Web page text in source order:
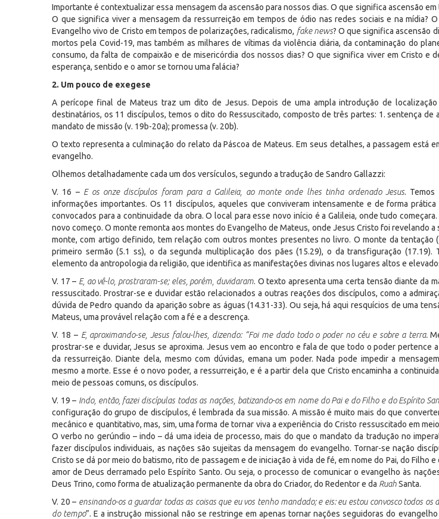
Importante é contextualizar essa mensagem da ascensão para nossos dias. O que significa ascensão
O que significa viver a mensagem da ressurreição em tempos de ódio nas redes sociais e na mídia?
Evangelho vivo de Cristo em tempos de polarizações, radicalismo, fake news? O que significa ascensão
mortos pela Covid-19, mas também as milhares de vítimas da violência diária, da contaminação do
consumo, da falta de compaixão e de misericórdia dos nossos dias? O que significa viver em Cristo e
esperança, sentido e o amor se tornou uma falácia?
2. Um pouco de exegese
A perícope final de Mateus traz um dito de Jesus. Depois de uma ampla introdução de
destinatários, os 11 discípulos, temos o dito do Ressuscitado, composto de três partes: 1. sentença de
mandato de missão (v. 19b-20a); promessa (v. 20b).
O texto representa a culminação do relato da Páscoa de Mateus. Em seus detalhes, a passagem está
evangelho.
Olhemos detalhadamente cada um dos versículos, segundo a tradução de Sandro Gallazzi:
V. 16 – E os onze discípulos foram para a Galileia, ao monte onde lhes tinha ordenado Jesus. Temos
informações importantes. Os 11 discípulos, aqueles que conviveram intensamente e de forma prática
convocados para a continuidade da obra. O local para esse novo início é a Galileia, onde tudo
novo começo. O monte remonta aos montes do Evangelho de Mateus, onde Jesus Cristo foi revelando a
monte, com artigo definido, tem relação com outros montes presentes no livro. O monte da tentação
primeiro sermão (5.1 ss), o da segunda multiplicação dos pães (15.29), o da transfiguração (17.19).
elemento da antropologia da religião, que identifica as manifestações divinas nos lugares altos e
V. 17 – E, ao vê-lo, prostraram-se; eles, porém, duvidaram. O texto apresenta uma certa tensão diante da
ressuscitado. Prostrar-se e duvidar estão relacionados a outras reações dos discípulos, como a
dúvida de Pedro quando da aparição sobre as águas (14.31-33). Ou seja, há aqui resquícios de uma
Mateus, uma provável relação com a fé e a descrença.
V. 18 –E, aproximando-se, Jesus falou-lhes, dizendo: “Foi me dado todo o poder no céu e sobre a terra.
prostrar-se e duvidar, Jesus se aproxima. Jesus vem ao encontro e fala de que todo o poder pertence
da ressurreição. Diante dela, mesmo com dúvidas, emana um poder. Nada pode impedir a
mesmo a morte. Esse é o novo poder, a ressurreição, e é a partir dela que Cristo encaminha a
meio de pessoas comuns, os discípulos.
V. 19 – Indo, então, fazei discípulas todas as nações, batizando-os em nome do Pai e do Filho e do Espírito
configuração do grupo de discípulos, é lembrada da sua missão. A missão é muito mais do que
mecânico e quantitativo, mas, sim, uma forma de tornar viva a experiência do Cristo ressuscitado em
O verbo no gerúndio – indo – dá uma ideia de processo, mais do que o mandato da tradução no
fazer discípulos individuais, as nações são sujeitas da mensagem do evangelho. Tornar-se nação
Cristo se dá por meio do batismo, rito de passagem e de iniciação à vida de fé, em nome do Pai, do Filho
amor de Deus derramado pelo Espírito Santo. Ou seja, o processo de comunicar o evangelho às
Deus Trino, como forma de atualização permanente da obra do Criador, do Redentor e da RuahSanta.
V. 20 – ensinando-os a guardar todas as coisas que eu vos tenho mandado; e eis: eu estou convosco todos os
do tempo”. E a instrução missional não se restringe em apenas tornar nações seguidoras do